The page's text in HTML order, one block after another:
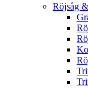
Röjsåg